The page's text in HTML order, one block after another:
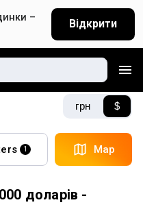
–
Відкрити
грн $
1 Map
доларів -